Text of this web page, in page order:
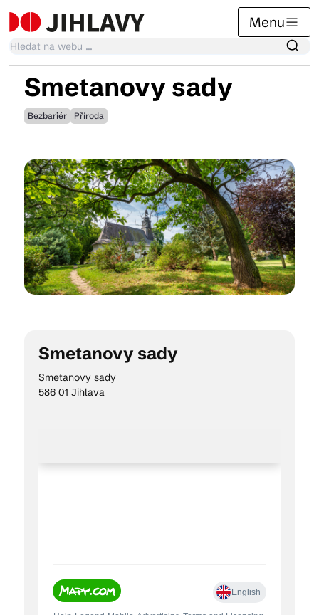
Menu
Kalendář akcí
Články
Suvenýry
Smetanovy sady
Bezbariér Příroda
Smetanovy sady
Smetanovy sady
586 01 Jihlava